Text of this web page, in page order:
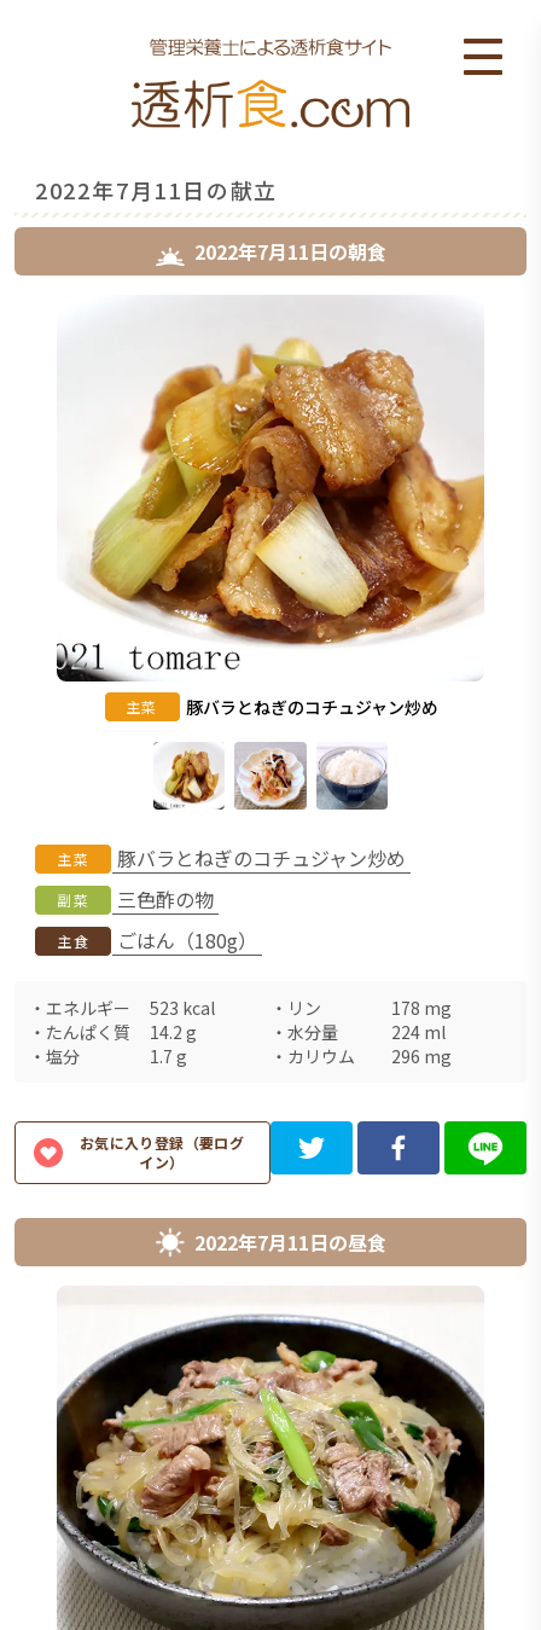
2022年7月11日の献立
2022年7月11日の朝食
主菜 豚バラとねぎのコチュジャン炒め
主菜 豚バラとねぎのコチュジャン炒め
副菜 三色酢の物
主食 ごはん（180g）
・ エネルギー 523 kcal ・ リン 178 mg
・ たんぱく質 14.2 g ・ 水分量 224 ml
・ 塩分 1.7 g ・ カリウム 296 mg
お気に入り登録（要ログ
イン）
2022年7月11日の昼食